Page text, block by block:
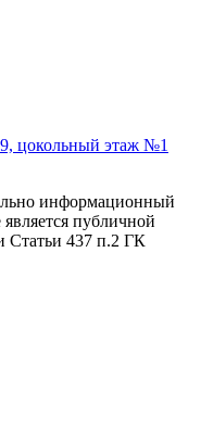
цокольный этаж №1
информационный
публичной
Статьи 437 п.2 ГК